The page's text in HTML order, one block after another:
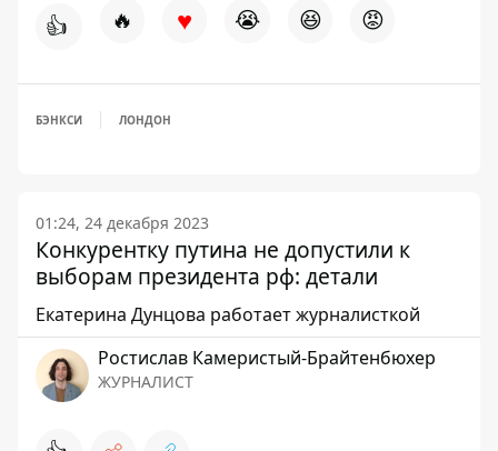
👍 🔥 ♥ 😭 😆 😡
БЭНКСИ ЛОНДОН
01:24, 24 декабря 2023
Конкурентку путина не допустили к
выборам президента рф: детали
Екатерина Дунцова работает журналисткой
Ростислав Камеристый-Брайтенбюхер
ЖУРНАЛИСТ